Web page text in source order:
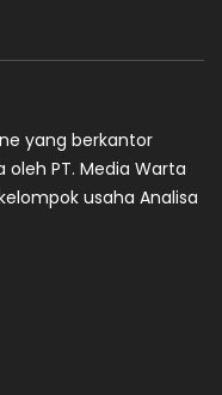
yang berkantor
oleh PT. Media Warta
usaha Analisa